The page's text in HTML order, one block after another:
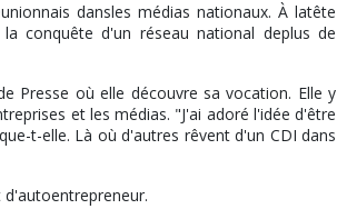
dansles médias nationaux. À latête
conquête d'un réseau national deplus de
Presse où elle découvre sa vocation. Elle y
et les médias. "J'ai adoré l'idée d'être
t-elle. Là où d'autres rêvent d'un CDI dans